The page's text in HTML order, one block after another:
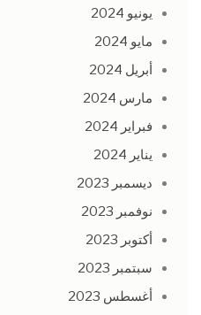
يونيو 2024
مايو 2024
أبريل 2024
مارس 2024
فبراير 2024
يناير 2024
ديسمبر 2023
نوفمبر 2023
أكتوبر 2023
سبتمبر 2023
أغسطس 2023